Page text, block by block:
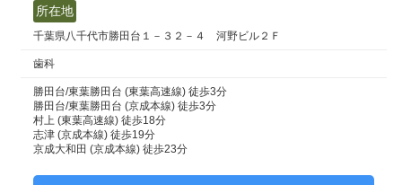
所在地
千葉県八千代市勝田台１－３２－４ 河野ビル２Ｆ
歯科
勝田台/東葉勝田台 (東葉高速線) 徒歩3分
勝田台/東葉勝田台 (京成本線) 徒歩3分
村上 (東葉高速線) 徒歩18分
志津 (京成本線) 徒歩19分
京成大和田 (京成本線) 徒歩23分